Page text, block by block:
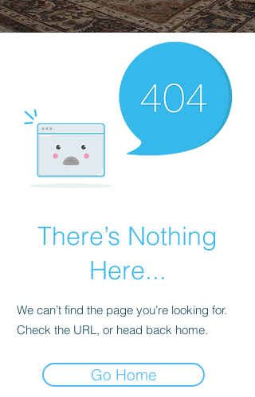
There’s Nothing
Here...
We can’t find the page you’re looking for.
Check the URL, or head back home.
Go Home